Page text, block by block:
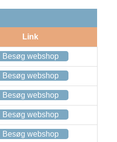
Link
Besøg webshop
Besøg webshop
Besøg webshop
Besøg webshop
Besøg webshop